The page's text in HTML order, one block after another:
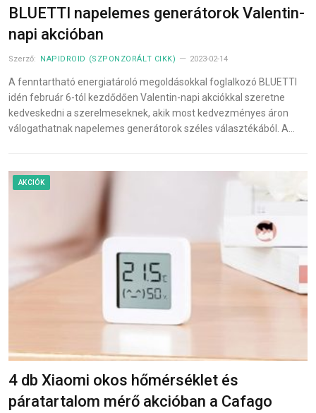
BLUETTI napelemes generátorok Valentin-
napi akcióban
Szerző: NAPIDROID (SZPONZORÁLT CIKK) 2023-02-14
A fenntartható energiatároló megoldásokkal foglalkozó BLUETTI
idén február 6-tól kezdődően Valentin-napi akciókkal szeretne
kedveskedni a szerelmeseknek, akik most kedvezményes áron
válogathatnak napelemes generátorok széles választékából. A…
AKCIÓK
4 db Xiaomi okos hőmérséklet és
páratartalom mérő akcióban a Cafago